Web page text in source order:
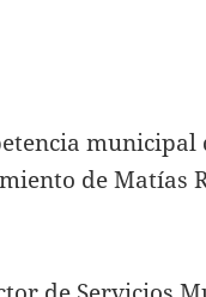
de Matías